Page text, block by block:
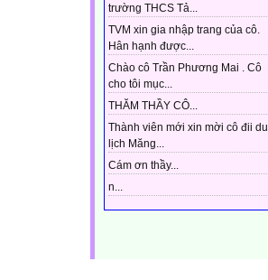
trường THCS Tả...
TVM xin gia nhập trang của cô.
Hân hạnh được...
Chào cô Trần Phương Mai . Cô
cho tôi mục...
THĂM THẦY CÔ...
Thành viên mới xin mời cô đii du
lịch Măng...
Cám ơn thầy...
n...